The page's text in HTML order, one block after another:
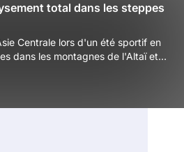
total dans les steppes
Centrale lors d'un été sportif en
dans les montagnes de l'Altaï et
bruts et grandioses.